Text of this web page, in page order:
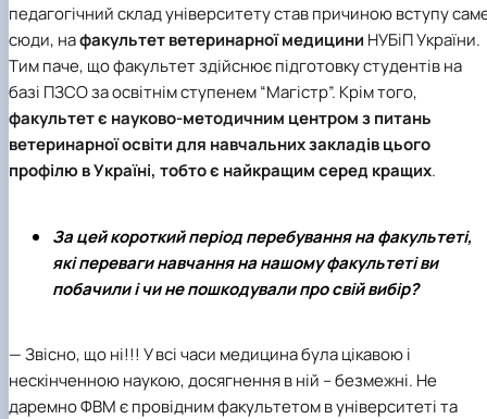
педагогічний склад університету став причиною вступу
сюди, нафакультет ветеринарної медицини НУБіП України.
Тим паче, що факультет здійснює підготовку студентів на
базі ПЗСО за освітнім ступенем “Магістр”. Крім того,
факультет є науково-методичним центром з питань
ветеринарної освіти для навчальних закладів цього
профілю в Україні, тобто є найкращим серед кращих.
За цей короткий період перебування на факультеті,
які переваги навчання на нашому факультеті ви
побачили і чи не пошкодували про свій вибір?
— Звісно, що ні!!! У всі часи медицина була цікавою і
нескінченною наукою, досягнення в ній – безмежні. Не
даремно ФВМ є провідним факультетом в університеті та